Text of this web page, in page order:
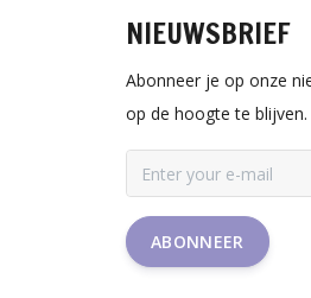
NIEUWSBRIEF
Abonneer je op onze
op de hoogte te blijven.
ABONNEER